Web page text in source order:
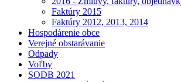
Faktúry 2015
Faktúry 2012, 2013, 2014
Hospodárenie obce
Verejné obstarávanie
Odpady
Voľby
SODB 2021